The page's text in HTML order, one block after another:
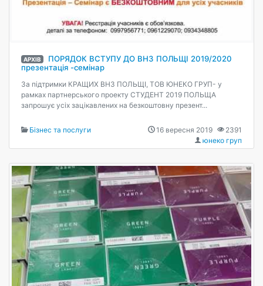
АРХІВ
ПОРЯДОК ВСТУПУ ДО ВНЗ ПОЛЬЩІ 2019/2020
презентація -семінар
За підтримки КРАЩИХ ВНЗ ПОЛЬЩІ, ТОВ ЮНЕКО ГРУП- у
рамках партнерського проекту СТУДЕНТ 2019 ПОЛЬЩА
запрошує усіх зацікавлених на безкоштовну презент...
Бізнес та послуги 2391
16 вересня 2019
юнеко груп